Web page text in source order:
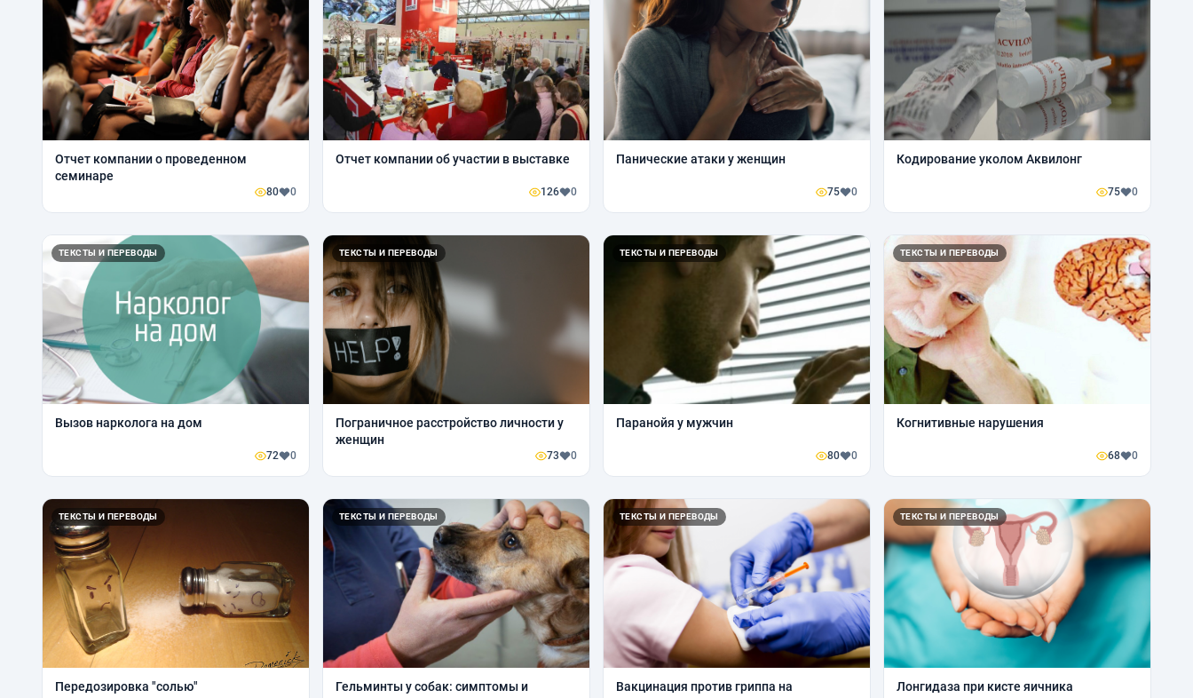
Отчет компании о проведенном
семинаре
80 0
Отчет компании об участии в выставке
126 0
Панические атаки у женщин
75 0
Кодирование уколом Аквилонг
75 0
ТЕКСТЫ И ПЕРЕВОДЫ
Вызов нарколога на дом
72 0
ТЕКСТЫ И ПЕРЕВОДЫ
Пограничное расстройство личности у
женщин
73 0
ТЕКСТЫ И ПЕРЕВОДЫ
Паранойя у мужчин
80 0
ТЕКСТЫ И ПЕРЕВОДЫ
Когнитивные нарушения
68 0
ТЕКСТЫ И ПЕРЕВОДЫ
Передозировка "солью"
ТЕКСТЫ И ПЕРЕВОДЫ
Гельминты у собак: симптомы и
ТЕКСТЫ И ПЕРЕВОДЫ
Вакцинация против гриппа на
ТЕКСТЫ И ПЕРЕВОДЫ
Лонгидаза при кисте яичника